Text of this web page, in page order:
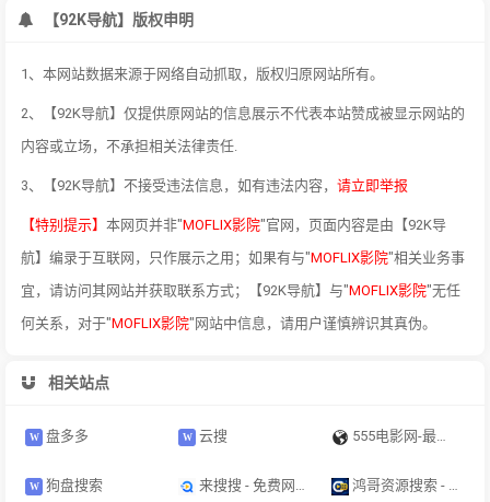
【92K导航】版权申明
1、本网站数据来源于网络自动抓取，版权归原网站所有。
2、【92K导航】仅提供原网站的信息展示不代表本站赞成被显示网站的
内容或立场，不承担相关法律责任.
3、【92K导航】不接受违法信息，如有违法内容， 请立即举报
【特别提示】 本网页并非"MOFLIX影院"官网，页面内容是由【92K导
航】编录于互联网，只作展示之用；如果有与"MOFLIX影院"相关业务事
宜，请访问其网站并获取联系方式；【92K导航】与"MOFLIX影院"无任
何关系，对于"MOFLIX影院"网站中信息，请用户谨慎辨识其真伪。
相关站点
盘多多 云搜 555电影网-最新免费电影电视剧在线观看
狗盘搜索 来搜搜 - 免费网盘搜索引擎｜短剧·电影·电视剧·动漫｜影视·软件·教程 鸿哥资源搜索 - 免费网盘搜索引擎｜短剧·电影·电视剧在线检索｜影视软件资料索引